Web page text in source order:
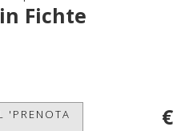
Fichte
'PRENOTA
€